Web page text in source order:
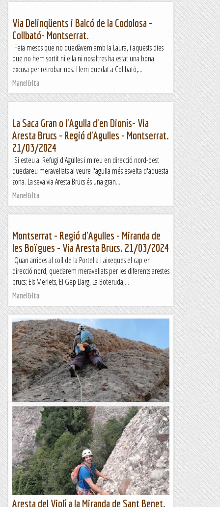
Via Delinqüents i Balcó de la Codolosa -
Collbató- Montserrat.
Feia mesos que no quedàvem amb la Laura, i aquests dies
que no hem sortit ni ella ni nosaltres ha estat una bona
excusa per retrobar-nos. Hem quedat a Collbató,...
Manel&Ita
La Saca Gran o l'Agulla d'en Dionís- Via
Aresta Brucs - Regió d'Agulles - Montserrat.
21/03/2024
Si esteu al Refugi d'Agulles i mireu en direcció nord-oest
quedareu meravellats al veure l'agulla més esvelta d'aquesta
zona. La seva via Aresta Brucs és una gran...
Manel&Ita
Montserrat - Regió d'Agulles - Miranda de
les Boïgues - Via Aresta Brucs. 21/03/2024
Quan arribes al coll de la Portella i aixeques el cap en
direcció nord, quedarem meravellats per les diferents arestes
brucs; Els Merlets, El Gep Llarg, La Boteruda,...
Manel&Ita
Via Directa Miranda Fra Gari a la Codolosa
Feta avui despres de treballar , amb aquesta finalitzem
gairebe totes les vies de la Codolosa. Nomes resta alguna de
dificil.Entrada entre les vies Germinal i...
Les altres vies...
Aresta del Violí a la Miranda de Sant Benet.